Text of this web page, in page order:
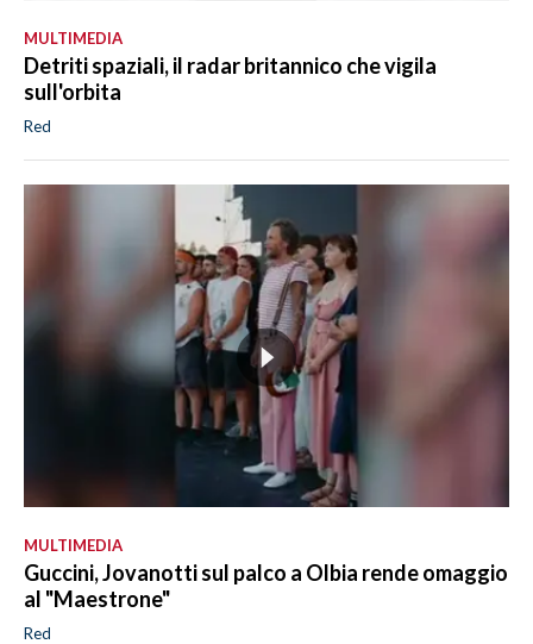
MULTIMEDIA
Detriti spaziali, il radar britannico che vigila
sull'orbita
Red
MULTIMEDIA
Guccini, Jovanotti sul palco a Olbia rende omaggio
al "Maestrone"
Red